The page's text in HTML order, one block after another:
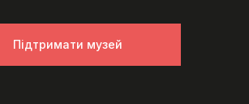
Підтримати музей